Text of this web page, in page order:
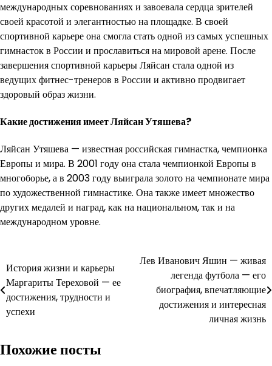
международных соревнованиях и завоевала сердца зрителей
своей красотой и элегантностью на площадке. В своей
спортивной карьере она смогла стать одной из самых успешных
гимнасток в России и прославиться на мировой арене. После
завершения спортивной карьеры Ляйсан стала одной из
ведущих фитнес-тренеров в России и активно продвигает
здоровый образ жизни.
Какие достижения имеет Ляйсан Утяшева?
Ляйсан Утяшева — известная российская гимнастка, чемпионка
Европы и мира. В 2001 году она стала чемпионкой Европы в
многоборье, а в 2003 году выиграла золото на чемпионате мира
по художественной гимнастике. Она также имеет множество
других медалей и наград, как на национальном, так и на
международном уровне.
Навигация
по
записям
История жизни и карьеры
Маргариты Тереховой — ее
достижения, трудности и
успехи
Лев Иванович Яшин — живая
легенда футбола — его
биография, впечатляющие
достижения и интересная
личная жизнь
Похожие посты